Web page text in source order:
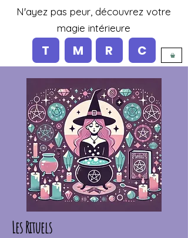
N'ayez pas peur, découvrez votre
magie intérieure
T M C
R
Les Rituels